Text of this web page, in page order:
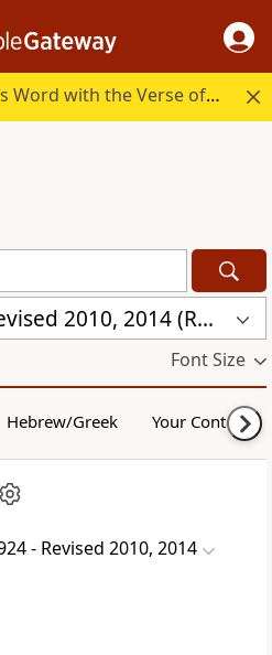
Start your day in God's Word with the Verse of the Day.
Cornilescu 1924 - Revised 2010, 2014 (RMNN)
Font Size
Hebrew/Greek Your Content
- Revised 2010, 2014